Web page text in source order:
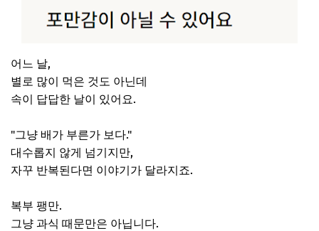
어느 날,
별로 많이 먹은 것도 아닌데
속이 답답한 날이 있어요.
"그냥 배가 부른가 보다."
대수롭지 않게 넘기지만,
자꾸 반복된다면 이야기가 달라지죠.
복부 팽만.
그냥 과식 때문만은 아닙니다.